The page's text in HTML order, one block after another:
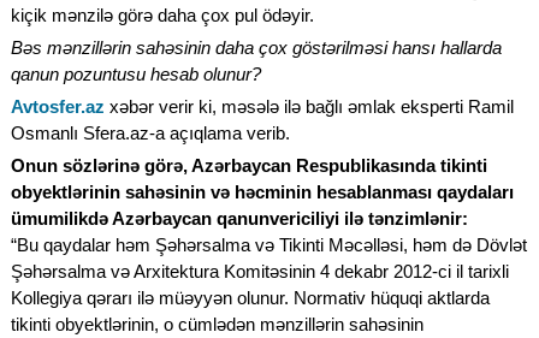
kiçik mənzilə görə daha çox pul ödəyir.
Bəs mənzillərin sahəsinin daha çox göstərilməsi hansı hallarda
qanun pozuntusu hesab olunur?
Avtosfer.az xəbər verir ki, məsələ ilə bağlı əmlak eksperti Ramil
Osmanlı Sfera.az-a açıqlama verib.
Onun sözlərinə görə, Azərbaycan Respublikasında tikinti
obyektlərinin sahəsinin və həcminin hesablanması qaydaları
ümumilikdə Azərbaycan qanunvericiliyi ilə tənzimlənir:
“Bu qaydalar həm Şəhərsalma və Tikinti Məcəlləsi, həm də Dövlət
Şəhərsalma və Arxitektura Komitəsinin 4 dekabr 2012-ci il tarixli
Kollegiya qərarı ilə müəyyən olunur. Normativ hüquqi aktlarda
tikinti obyektlərinin, o cümlədən mənzillərin sahəsinin